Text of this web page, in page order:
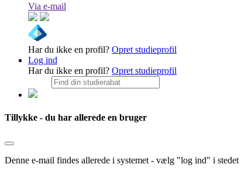
Via e-mail
Har du ikke en profil? Opret studieprofil
Log ind
Har du ikke en profil? Opret studieprofil
Tillykke - du har allerede en bruger
Denne e-mail findes allerede i systemet - vælg "log ind" i stedet